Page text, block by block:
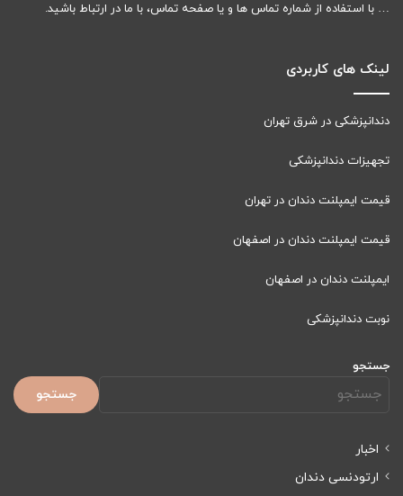
… با استفاده از شماره تماس ها و یا صفحه تماس، با ما در ارتباط باشید.
لینک های کاربردی
دندانپزشکی در شرق تهران
تجهیزات دندانپزشکی
قیمت ایمپلنت دندان در تهران
قیمت ایمپلنت دندان در اصفهان
ایمپلنت دندان در اصفهان
نوبت دندانپزشکی
جستجو
جستجو
اخبار
ارتودنسی دندان